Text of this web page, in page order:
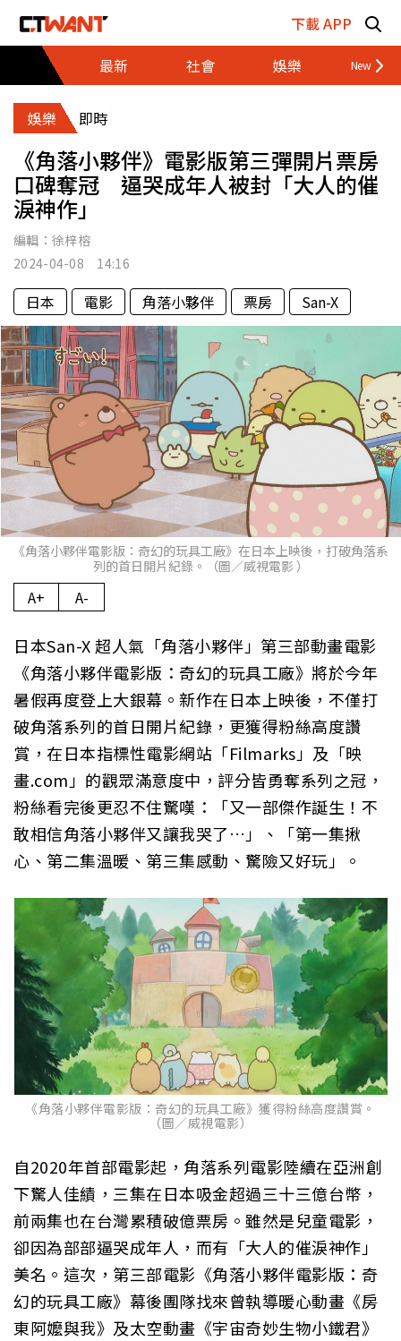
下載 APP
最新
社會 娛樂 財經
娛樂 即時
《角落小夥伴》電影版第三彈開片票房
口碑奪冠 逼哭成年人被封「大人的催
淚神作」
編輯： 徐梓榕
2024-04-08 14:16
日本 電影 角落小夥伴 票房 San-X
《角落小夥伴電影版：奇幻的玩具工廠》在日本上映後，打破角落系
列的首日開片紀錄。（圖／威視電影 ）
A+ A-
日本San-X 超人氣「角落小夥伴」第三部動畫電影
《角落小夥伴電影版：奇幻的玩具工廠》將於今年
暑假再度登上大銀幕。新作在日本上映後，不僅打
破角落系列的首日開片紀錄，更獲得粉絲高度讚
賞，在日本指標性電影網站「Filmarks」及「映
畫.com」的觀眾滿意度中，評分皆勇奪系列之冠，
粉絲看完後更忍不住驚嘆：「又一部傑作誕生！不
敢相信角落小夥伴又讓我哭了…」、「第一集揪
心、第二集溫暖、第三集感動、驚險又好玩」。
《角落小夥伴電影版：奇幻的玩具工廠》獲得粉絲高度讚賞。
（圖／威視電影）
自2020年首部電影起，角落系列電影陸續在亞洲創
下驚人佳績，三集在日本吸金超過三十三億台幣，
前兩集也在台灣累積破億票房。雖然是兒童電影，
卻因為部部逼哭成年人，而有「大人的催淚神作」
美名。這次，第三部電影《角落小夥伴電影版：奇
幻的玩具工廠》幕後團隊找來曾執導暖心動畫《房
東阿嬤與我》及太空動畫《宇宙奇妙生物小鐵君》